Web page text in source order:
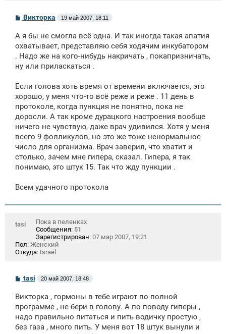
С
б
щ
е
н
и
Викторка 19 май 2007, 18:11
А я бы не смогла всё одна. И так иногда такая апатия
охватывает, представляю себя ходячим инкубатором
. Надо же на кого-нибудь накричать , покапризничать,
ну или приласкаться .
Если голова хоть время от времени включается, это
хорошо, у меня что-то всё реже и реже . 11 день в
протоколе, когда пункция не понятно, пока не
доросли. А так кроме дурацкого настроения вообще
ничего не чувствую, даже врач удивился. Хотя у меня
всего 9 фолликулов, но это же тоже ненормальное
число для организма. Врач заверил, что хватит и
столько, зачем мне гипера, сказал. Гипера, я так
понимаю, это штук 15. Так что жду пункции .
Всем удачного протокола
tasi
Пока в пеленках
Сообщения: 51
Зарегистрирован: 07 мар 2007, 19:21
Пол: Женский
Откуда: Israel
С
б
щ
е
н
и
tasi 20 май 2007, 18:48
Викторка , гормоны в тебе играют по полной
программе , не бери в голову. А по поводу гиперы ,
надо правильно питаться и пить водичку простую ,
без газа , много пить. У меня вот 18 штук вынули и